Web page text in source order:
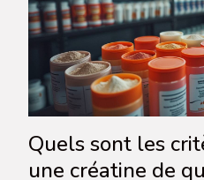
Quels sont les
une créatine de